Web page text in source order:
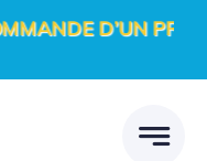
D’UN PROJET